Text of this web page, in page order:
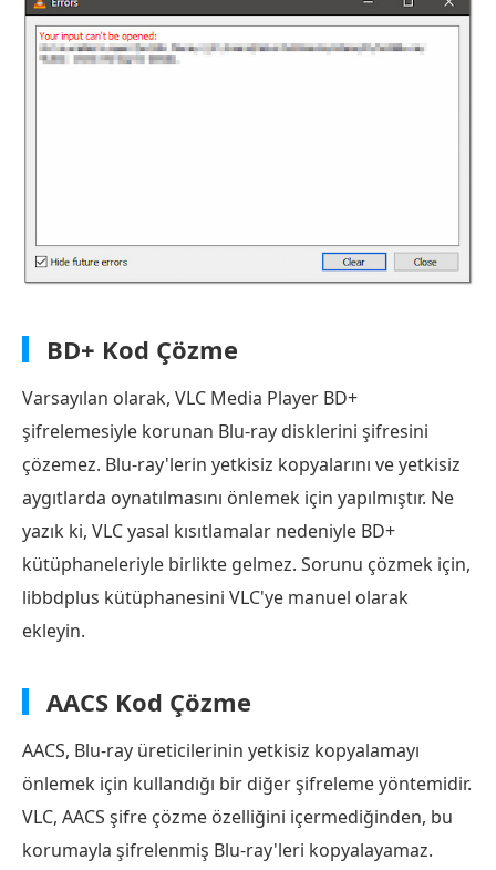
BD+ Kod Çözme
Varsayılan olarak, VLC Media Player BD+
şifrelemesiyle korunan Blu-ray disklerini şifresini
çözemez. Blu-ray'lerin yetkisiz kopyalarını ve yetkisiz
aygıtlarda oynatılmasını önlemek için yapılmıştır. Ne
yazık ki, VLC yasal kısıtlamalar nedeniyle BD+
kütüphaneleriyle birlikte gelmez. Sorunu çözmek için,
libbdplus kütüphanesini VLC'ye manuel olarak
ekleyin.
AACS Kod Çözme
AACS, Blu-ray üreticilerinin yetkisiz kopyalamayı
önlemek için kullandığı bir diğer şifreleme yöntemidir.
VLC, AACS şifre çözme özelliğini içermediğinden, bu
korumayla şifrelenmiş Blu-ray'leri kopyalayamaz.